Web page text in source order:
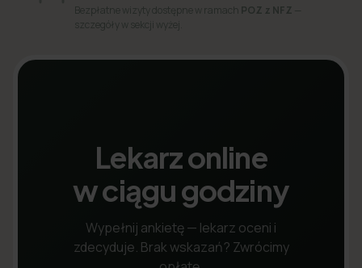
Bezpłatne wizyty dostępne w ramach POZ z NFZ
szczegóły w sekcji wyżej.
Lekarz online
w ciągu godziny
Wypełnij ankietę — lekarz oceni i
zdecyduje. Brak wskazań? Zwrócimy